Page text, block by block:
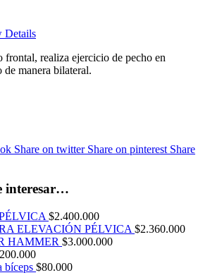
Details
frontal, realiza ejercicio de pecho en
de manera bilateral.
Share on twitter Share on pinterest Share
interesar…
$2.400.000
ELEVACIÓN PÉLVICA $2.360.000
HAMMER $3.000.000
200.000
bíceps $80.000